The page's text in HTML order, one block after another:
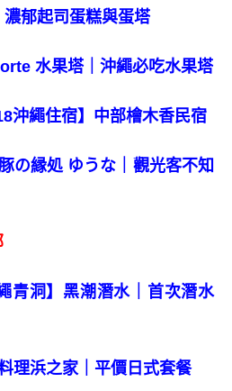
郁起司蛋糕與蛋塔
水果塔｜沖繩必吃水果塔
沖繩住宿】中部檜木香民宿
の縁処 ゆうな｜觀光客不知
青洞】黑潮潛水｜首次潛水
理浜之家｜平價日式套餐